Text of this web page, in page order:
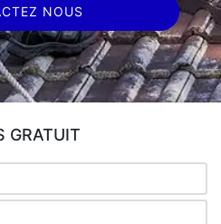
NOUS
GRATUIT